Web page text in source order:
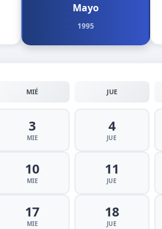
Mayo
1995
MIÉ JUE
3
MIE
4
JUE
10
MIE
11
JUE
17
MIE
18
JUE